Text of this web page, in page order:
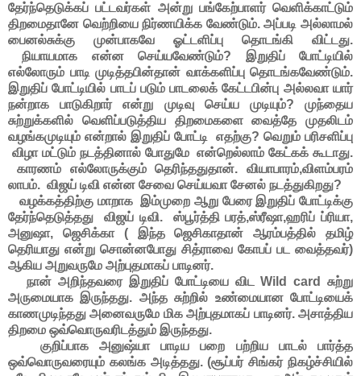
தேர்ந்தெடுக்கப் பட்டவர்கள் அன்று பங்கேற்பாளர் வெளிக்காட்டும்
திறமைதானே வெற்றியை நிர்ணயிக்க வேண்டும். அப்படி அல்லாமல்
பைனல்சுக்கு முன்பாகவே ஓட்டளிப்பு தொடங்கி விட்டது.
நியாயமாக என்ன செய்யவேண்டும்? இறுதிப் போட்டியில்
எல்லோரும் பாடி முடித்தபின்தான் வாக்களிப்பு தொடங்கவேண்டும்.
இறுதிப் போட்டியில் பாடப் படும் பாடலைக் கேட்டபின்பு அல்லவா யார்
நன்றாக பாடுகிறார் என்று முடிவு செய்ய முடியும்? முந்தைய
சுற்றுக்களில் வெளிப்படுத்திய திறமைகளை வைத்தே முதலிடம்
வழங்கமுடியும் என்றால் இறுதிப் போட்டி எதற்கு? வெறும் பரிசளிப்பு
விழா மட்டும் நடத்தினால் போதுமே என்றெல்லாம் கேட்கக் கூடாது.
காரணம் எல்லோருக்கும் தெரிந்ததுதான். வியாபாரம்,விளம்பரம்
லாபம். விஜய் டிவி என்ன சேவை செய்யவா சேனல் நடத்துகிறது?
வழக்கத்திற்கு மாறாக இம்முறை ஆறு பேரை இறுதிப் போட்டிக்கு
தேர்ந்தெடுத்தது விஜய் டிவி.
ஸ்பூர்த்தி பரத்,ஸ்ரீஷா,ஹரிப் ப்ரியா,
அனுஷா, ஜெசிக்கா ( இந்த ஜெசிகாதான் ஆரம்பத்தில் தமிழ்
தெரியாது என்று சொன்னபோது சித்ராவை கோபப் பட வைத்தவர்)
ஆகிய அறுவருமே அற்புதமாகப் பாடினர்.
நான் அறிந்தவரை இறுதிப் போட்டியை விட Wild card சுற்று
அருமையாக இருந்தது. அந்த சுற்றில் உண்மையான போட்டியைக்
காணமுடிந்தது அனைவருமே மிக அற்புதமாகப் பாடினர். அசாத்திய
திறமை ஒவ்வொருவரிடத்தும் இருந்தது.
குறிப்பாக அனுஷ்யா பாடிய பறை பற்றிய பாடல் பார்த்த
ஒவ்வொருவரையும் கலங்க அடித்தது. (சூப்பர் சிங்கர் நிகழ்ச்சியில்